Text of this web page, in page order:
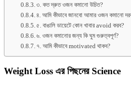
৩. কত দ্রুত ওজন কমানো উচিত?
৪. আমি কীভাবে জানবো আমার ওজন কমানো
৫. বাঙালি ডায়েটে কোন খাবার avoid করব?
৬. ওজন কমানোর জন্য কি ঘুম গুরুত্বপূর্ণ?
৭. আমি কীভাবে motivated থাকব?
Weight Loss এর পিছনের Science